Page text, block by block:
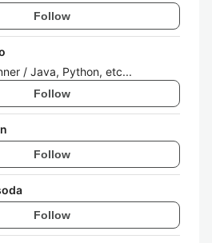
Follow
/ Java, Python, etc...
Follow
Follow
Follow